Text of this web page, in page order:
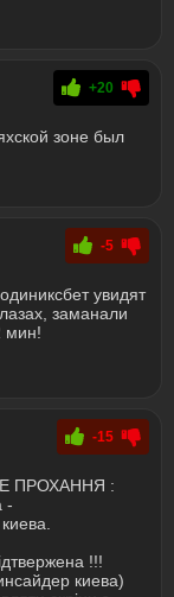
+20
зоне был
-5
увидят
заманали
мин!
-15
ПРОХАННЯ :
-
!!!
киева)